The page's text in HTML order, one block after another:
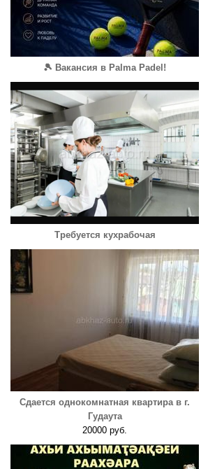
🎾 Вакансия в Palma Padel!
Требуется кухрабочая
Сдается однокомнатная квартира в г.
Гудаута
20000 руб.